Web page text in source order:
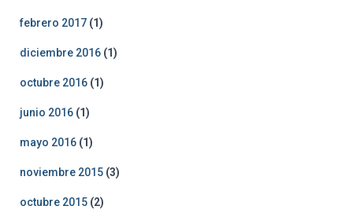
febrero 2017 (1)
diciembre 2016 (1)
octubre 2016 (1)
junio 2016 (1)
mayo 2016 (1)
noviembre 2015 (3)
octubre 2015 (2)